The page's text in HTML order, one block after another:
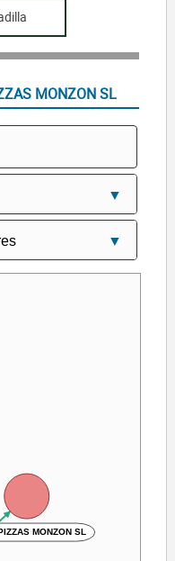
MONZON SL
MONZON SL